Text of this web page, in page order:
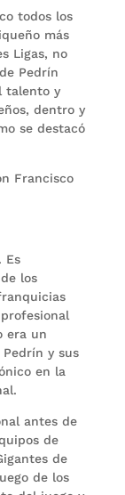
todos los
más
Ligas, no
Pedrín
talento y
dentro y
se destacó
Francisco
Es
los
era un
y sus
en la
antes de
de
de
de los